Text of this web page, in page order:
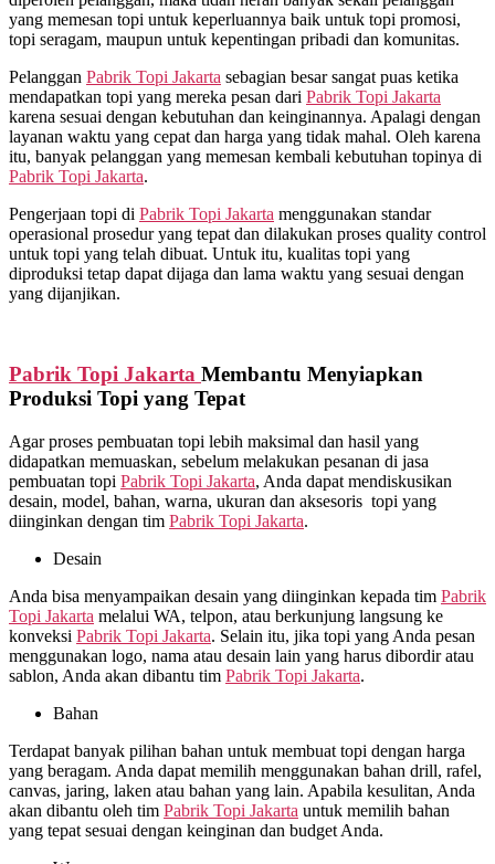
yang memesan topi untuk keperluannya baik untuk topi promosi,
topi seragam, maupun untuk kepentingan pribadi dan komunitas.
Pelanggan Pabrik Topi Jakarta sebagian besar sangat puas ketika
mendapatkan topi yang mereka pesan dari Pabrik Topi Jakarta
karena sesuai dengan kebutuhan dan keinginannya. Apalagi dengan
layanan waktu yang cepat dan harga yang tidak mahal. Oleh karena
itu, banyak pelanggan yang memesan kembali kebutuhan topinya di
Pabrik Topi Jakarta.
Pengerjaan topi di Pabrik Topi Jakarta menggunakan standar
operasional prosedur yang tepat dan dilakukan proses quality control
untuk topi yang telah dibuat. Untuk itu, kualitas topi yang
diproduksi tetap dapat dijaga dan lama waktu yang sesuai dengan
yang dijanjikan.
Pabrik Topi Jakarta Membantu Menyiapkan
Produksi Topi yang Tepat
Agar proses pembuatan topi lebih maksimal dan hasil yang
didapatkan memuaskan, sebelum melakukan pesanan di jasa
pembuatan topi Pabrik Topi Jakarta, Anda dapat mendiskusikan
desain, model, bahan, warna, ukuran dan aksesoris topi yang
diinginkan dengan tim Pabrik Topi Jakarta.
Desain
Anda bisa menyampaikan desain yang diinginkan kepada tim Pabrik
Topi Jakarta melalui WA, telpon, atau berkunjung langsung ke
konveksi Pabrik Topi Jakarta. Selain itu, jika topi yang Anda pesan
menggunakan logo, nama atau desain lain yang harus dibordir atau
sablon, Anda akan dibantu tim Pabrik Topi Jakarta.
Bahan
Terdapat banyak pilihan bahan untuk membuat topi dengan harga
yang beragam. Anda dapat memilih menggunakan bahan drill, rafel,
canvas, jaring, laken atau bahan yang lain. Apabila kesulitan, Anda
akan dibantu oleh tim Pabrik Topi Jakarta untuk memilih bahan
yang tepat sesuai dengan keinginan dan budget Anda.